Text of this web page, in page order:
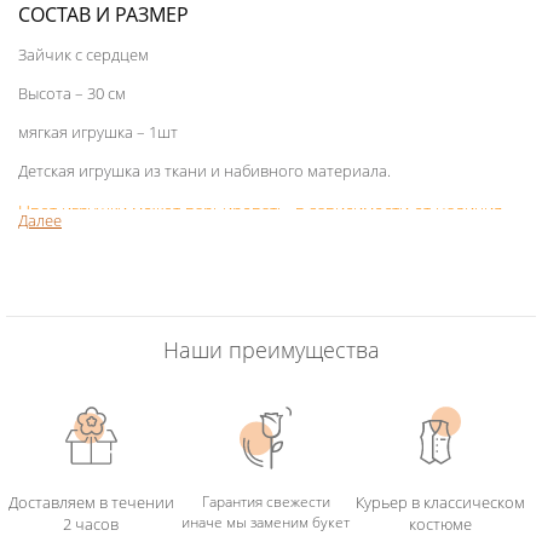
СОСТАВ И РАЗМЕР
Зайчик с сердцем
Высота – 30 см
мягкая игрушка – 1шт
Детская игрушка из ткани и набивного материала.
Цвет игрушки может варьировать, в зависимости от наличия
на складе.
Далее
Наши преимущества
Доставляем в течении
2 часов
Гарантия свежести
иначе мы заменим букет
Курьер в классическом
костюме